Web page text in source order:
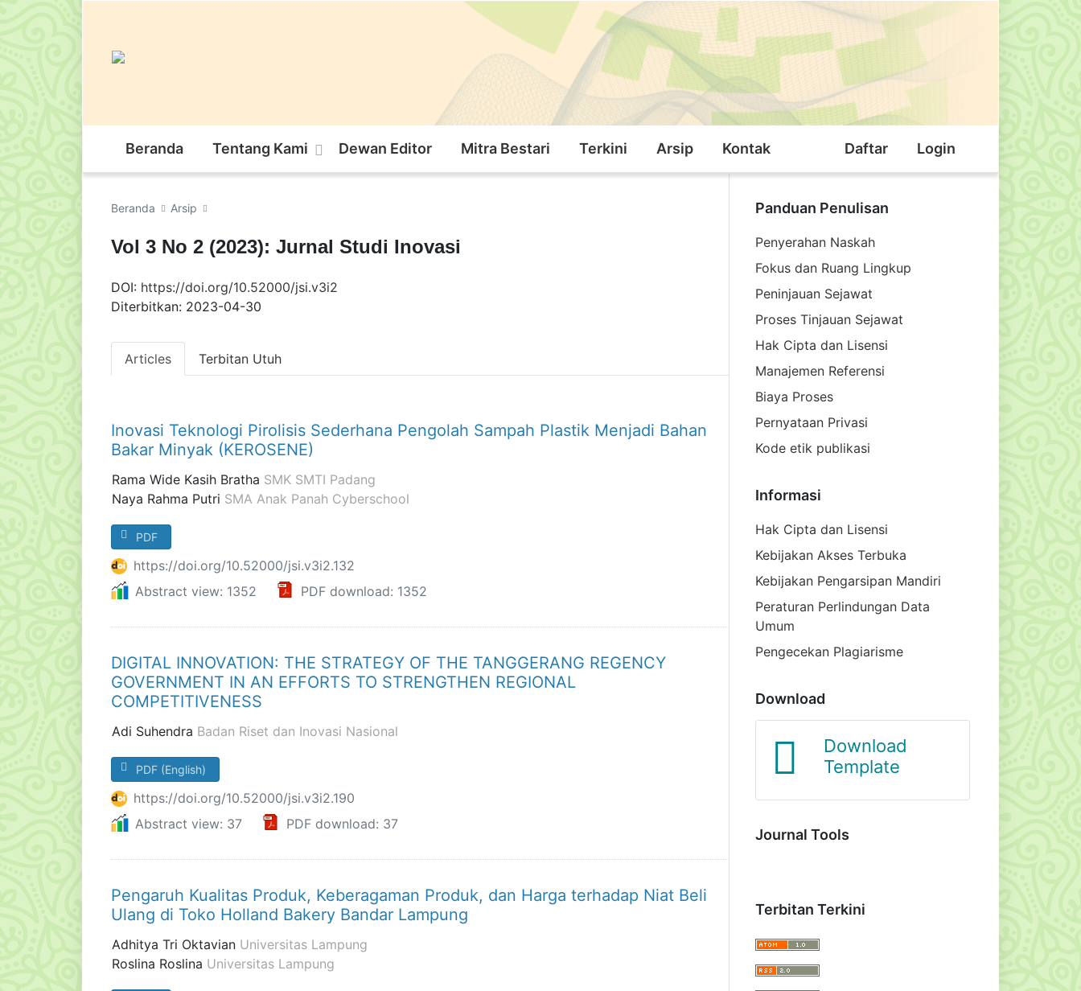
Beranda Tentang Kami Dewan Editor Mitra Bestari Terkini Arsip Kontak Daftar Login
Beranda Arsip
Vol 3 No 2 (2023): Jurnal Studi Inovasi
DOI: https://doi.org/10.52000/jsi.v3i2
Diterbitkan: 2023-04-30
Articles Terbitan Utuh
Inovasi Teknologi Pirolisis Sederhana Pengolah Sampah Plastik Menjadi Bahan
Bakar Minyak (KEROSENE)
Rama Wide Kasih Bratha SMK SMTI Padang
Naya Rahma Putri SMA Anak Panah Cyberschool
PDF
https://doi.org/10.52000/jsi.v3i2.132
Abstract view: 1352
PDF download: 1352
DIGITAL INNOVATION: THE STRATEGY OF THE TANGGERANG REGENCY
GOVERNMENT IN AN EFFORTS TO STRENGTHEN REGIONAL
COMPETITIVENESS
Adi Suhendra Badan Riset dan Inovasi Nasional
PDF (English)
https://doi.org/10.52000/jsi.v3i2.190
Abstract view: 37
PDF download: 37
Pengaruh Kualitas Produk, Keberagaman Produk, dan Harga terhadap Niat Beli
Ulang di Toko Holland Bakery Bandar Lampung
Adhitya Tri Oktavian Universitas Lampung
Roslina Roslina Universitas Lampung
Panduan Penulisan
Penyerahan Naskah
Fokus dan Ruang Lingkup
Peninjauan Sejawat
Proses Tinjauan Sejawat
Hak Cipta dan Lisensi
Manajemen Referensi
Biaya Proses
Pernyataan Privasi
Kode etik publikasi
Informasi
Hak Cipta dan Lisensi
Kebijakan Akses Terbuka
Kebijakan Pengarsipan Mandiri
Peraturan Perlindungan Data
Umum
Pengecekan Plagiarisme
Download
Journal Tools
Terbitan Terkini